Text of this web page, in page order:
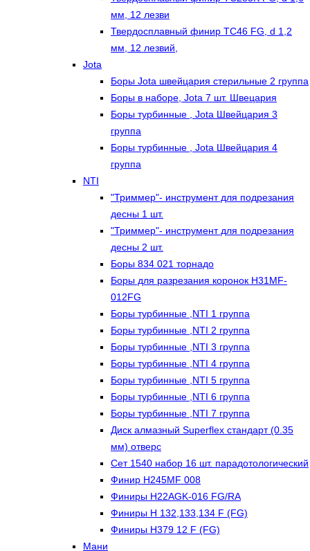
мм, 12 лезви
Твердосплавный финир TC46 FG, d 1,2
мм, 12 лезвий,
Jota
Боры Jota швейцария стерильные 2 группа
Боры в наборе, Jota 7 шт. Швецария
Боры турбинные , Jota Швейцария 3
группа
Боры турбинные , Jota Швейцария 4
группа
NTI
"Триммер"- инструмент для подрезания
десны 1 шт.
"Триммер"- инструмент для подрезания
десны 2 шт.
Боры 834 021 торнадо
Боры для разрезания коронок H31MF-
012FG
Боры турбинные ,NTI 1 группа
Боры турбинные ,NTI 2 группа
Боры турбинные ,NTI 3 группа
Боры турбинные ,NTI 4 группа
Боры турбинные ,NTI 5 группа
Боры турбинные ,NTI 6 группа
Боры турбинные ,NTI 7 группа
Диск алмазный Superflex стандарт (0.35
мм) отверс
Сет 1540 набор 16 шт. парадотологический
Финир H245MF 008
Финиры H22AGK-016 FG/RA
Финиры Н 132,133,134 F (FG)
Финиры Н379 12 F (FG)
Мани